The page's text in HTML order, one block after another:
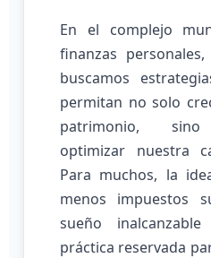
En el complejo
finanzas
buscamos
permitan no solo
patrimonio,
optimizar nuestra
Para muchos, la
menos impuestos
sueño
práctica reservada